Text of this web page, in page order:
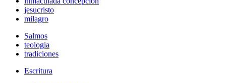
jesucristo
milagro
Salmos
teologia
tradiciones
Escritura